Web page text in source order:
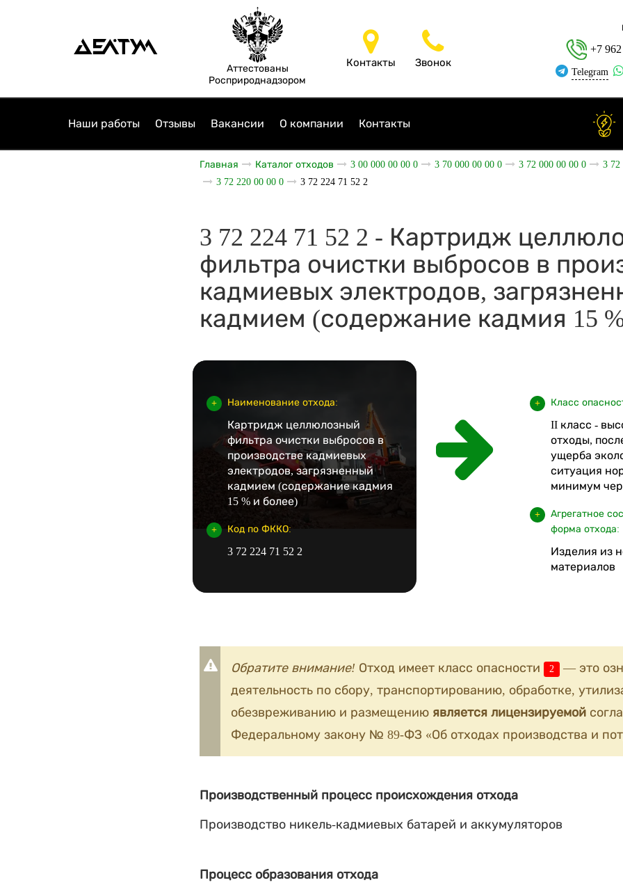
Аттестованы
Росприроднадзором
Контакты Звонок
+7
Telegram
Наши работы Отзывы Вакансии О компании Контакты
Главная Каталог отходов 3 00 000 00 00 0 3 70 000 00 00 0 3 72 000 00 00 0
3 72
3 72 220 00 00 0
3 72 224 71 52 2
3 72 224 71 52 2 - Картридж
фильтра очистки выбросов в
кадмиевых электродов,
кадмием (содержание кадмия 15
Наименование отхода:
Картридж целлюлозный
фильтра очистки выбросов в
производстве кадмиевых
электродов, загрязненный
кадмием (содержание кадмия
15 % и более)
Код по ФККО:
3 72 224 71 52 2
Класс
II класс -
отходы,
ущерба
ситуация
минимум
Агрегатное
форма отхода:
Изделия из
материалов
Обратите внимание! Отход имеет класс опасности 2
— это
деятельность по сбору, транспортированию, обработке,
обезвреживанию и размещению является лицензируемой
Федеральному закону № 89-ФЗ «Об отходах производства и
Производственный процесс происхождения отхода
Производство никель-кадмиевых батарей и аккумуляторов
Процесс образования отхода